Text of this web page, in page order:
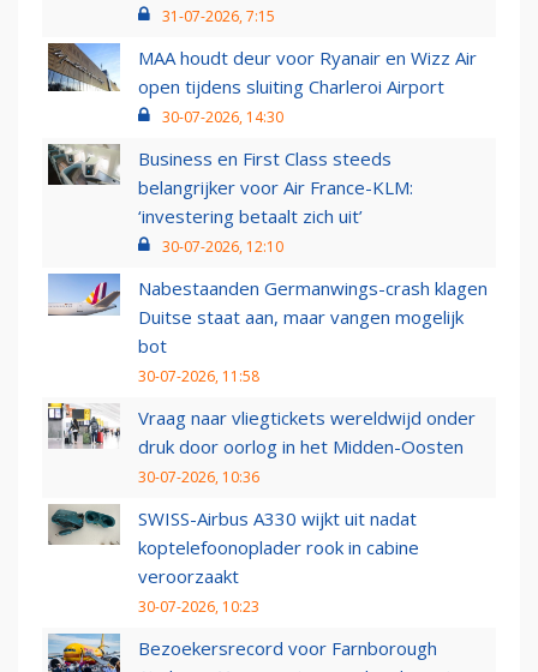
31-07-2026, 7:15
MAA houdt deur voor Ryanair en Wizz Air
open tijdens sluiting Charleroi Airport
30-07-2026, 14:30
Business en First Class steeds
belangrijker voor Air France-KLM:
‘investering betaalt zich uit’
30-07-2026, 12:10
Nabestaanden Germanwings-crash klagen
Duitse staat aan, maar vangen mogelijk
bot
30-07-2026, 11:58
Vraag naar vliegtickets wereldwijd onder
druk door oorlog in het Midden-Oosten
30-07-2026, 10:36
SWISS-Airbus A330 wijkt uit nadat
koptelefoonoplader rook in cabine
veroorzaakt
30-07-2026, 10:23
Bezoekersrecord voor Farnborough